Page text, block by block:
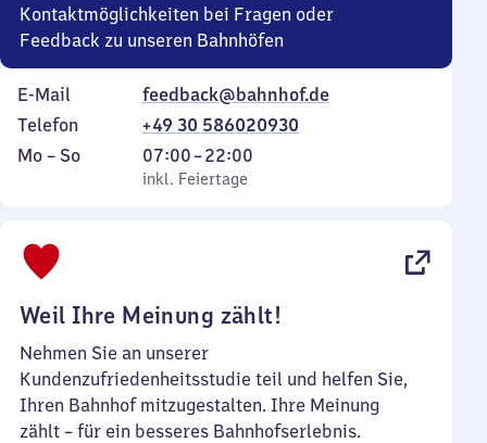
Kontaktmöglichkeiten bei Fragen oder
Feedback zu unseren Bahnhöfen
E-Mail
feedback@bahnhof.de
Telefon
+49 30 586020930
Montag
Mo – So,
inkl. Feiertage
07:00–22:00
Von
7
inkl. Feiertage
Weil Ihre Meinung zählt!
Nehmen Sie an unserer
Kundenzufriedenheitsstudie teil und helfen Sie,
Ihren Bahnhof mitzugestalten. Ihre Meinung
zählt – für ein besseres Bahnhofserlebnis.